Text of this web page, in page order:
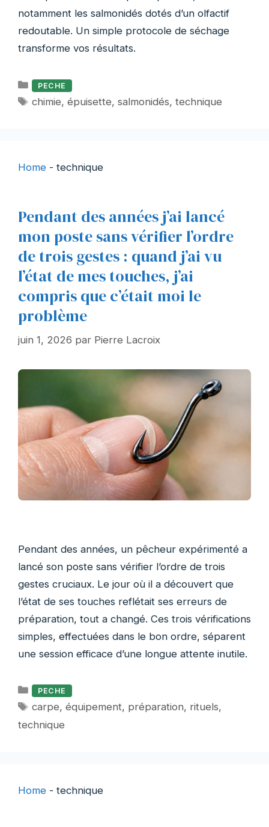
notamment les salmonidés dotés d’un olfactif
redoutable. Un simple protocole de séchage
transforme vos résultats.
Catégories
PECHE
Étiquettes
chimie,épuisette,salmonidés,technique
Home - technique
Pendant des années j’ai lancé
mon poste sans vérifier l’ordre
de trois gestes : quand j’ai vu
l’état de mes touches, j’ai
compris que c’était moi le
problème
juin 1, 2026 par Pierre Lacroix
Pendant des années, un pêcheur expérimenté a
lancé son poste sans vérifier l’ordre de trois
gestes cruciaux. Le jour où il a découvert que
l’état de ses touches reflétait ses erreurs de
préparation, tout a changé. Ces trois vérifications
simples, effectuées dans le bon ordre, séparent
une session efficace d’une longue attente inutile.
Catégories
PECHE
Étiquettes
carpe,équipement, préparation, rituels,
technique
Home - technique